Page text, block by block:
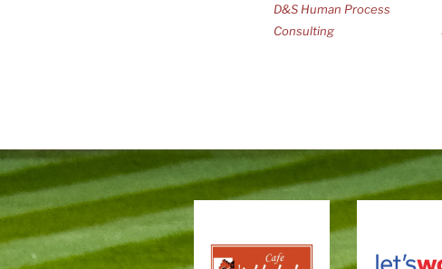
D&S Human Process
Consulting